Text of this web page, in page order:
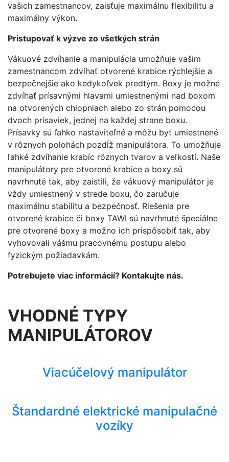
vašich zamestnancov, zaisťuje maximálnu flexibilitu a
maximálny výkon.
Pristupovať k výzve zo všetkých strán
Vákuové zdvíhanie a manipulácia umožňuje vašim
zamestnancom zdvíhať otvorené krabice rýchlejšie a
bezpečnejšie ako kedykoľvek predtým. Boxy je možné
zdvíhať prísavnými hlavami umiestnenými nad boxom
na otvorených chlopniach alebo zo strán pomocou
dvoch prísaviek, jednej na každej strane boxu.
Prísavky sú ľahko nastaviteľné a môžu byť umiestnené
v rôznych polohách pozdĺž manipulátora. To umožňuje
ľahké zdvíhanie krabíc rôznych tvarov a veľkostí. Naše
manipulátory pre otvorené krabice a boxy sú
navrhnuté tak, aby zaistili, že vákuový manipulátor je
vždy umiestnený v strede boxu, čo zaručuje
maximálnu stabilitu a bezpečnosť. Riešenia pre
otvorené krabice či boxy TAWI sú navrhnuté špeciálne
pre otvorené boxy a možno ich prispôsobiť tak, aby
vyhovovali vášmu pracovnému postupu alebo
fyzickým požiadavkám.
Potrebujete viac informácií? Kontakujte nás.
VHODNÉ TYPY
MANIPULÁTOROV
Viacúčelový manipulátor
Štandardné elektrické manipulačné
vozíky